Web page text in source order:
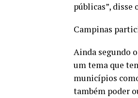
públicas”, disse
Campinas
Ainda segundo
um tema que
municípios
também poder